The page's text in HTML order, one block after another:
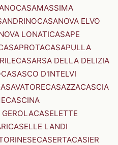
CASAMASSIMA
CASANOVA ELVO
LONATICASAPE
CASAPULLA
CASARSA DELLA DELIZIA
CASASCO D'INTELVI
CASAZZACASCIA
CASCINA
GEROLACASELETTE
CASELLE LANDI
CASERTACASIER